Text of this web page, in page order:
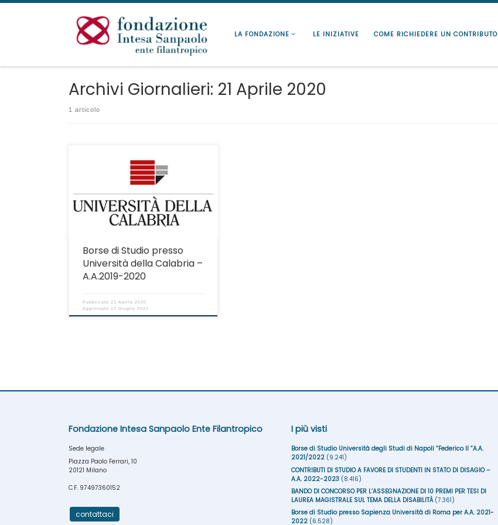
Passa al contenuto
LA FONDAZIONE LE INIZIATIVE COME RICHIEDERE UN CONTRIBUTO
Archivi Giornalieri: 21 Aprile 2020
1 articolo
Proroga scadenza presentazione
domande: ore 12:00 del 20 maggio 2020.
Borse di Studio presso
Università della Calabria –
A.A.2019-2020
Pubblicato 21 Aprile 2020
Aggiornato 17 Giugno 2021
Fondazione Intesa Sanpaolo Ente Filantropico
Sede legale
Piazza Paolo Ferrari, 10
20121 Milano
C.F. 97497360152
contattaci
I più visti
Borse di Studio Università degli Studi di Napoli “Federico II ”A.A.
2021/2022 (9.241)
CONTRIBUTI DI STUDIO A FAVORE DI STUDENTI IN STATO DI DISAGIO –
A.A. 2022-2023 (8.416)
BANDO DI CONCORSO PER L’ASSEGNAZIONE DI 10 PREMI PER TESI DI
LAUREA MAGISTRALE SUL TEMA DELLA DISABILITÀ (7.361)
Borse di Studio presso Sapienza Università di Roma per A.A. 2021-
2022 (6.528)